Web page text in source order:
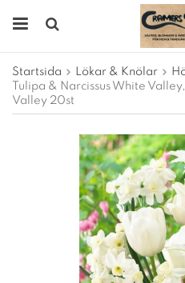
Startsida Lökar & Knölar
Tulipa & Narcissus White
Valley 20st